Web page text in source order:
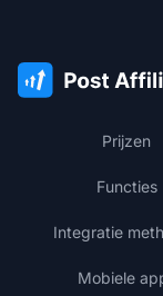
Prijzen
Functies
Integratie
Mobiele